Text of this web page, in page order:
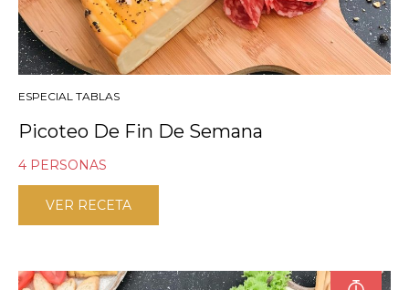
ESPECIAL TABLAS
Picoteo De Fin De Semana
4 PERSONAS
VER RECETA